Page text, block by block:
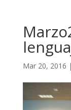
Mar 20, 2016 |